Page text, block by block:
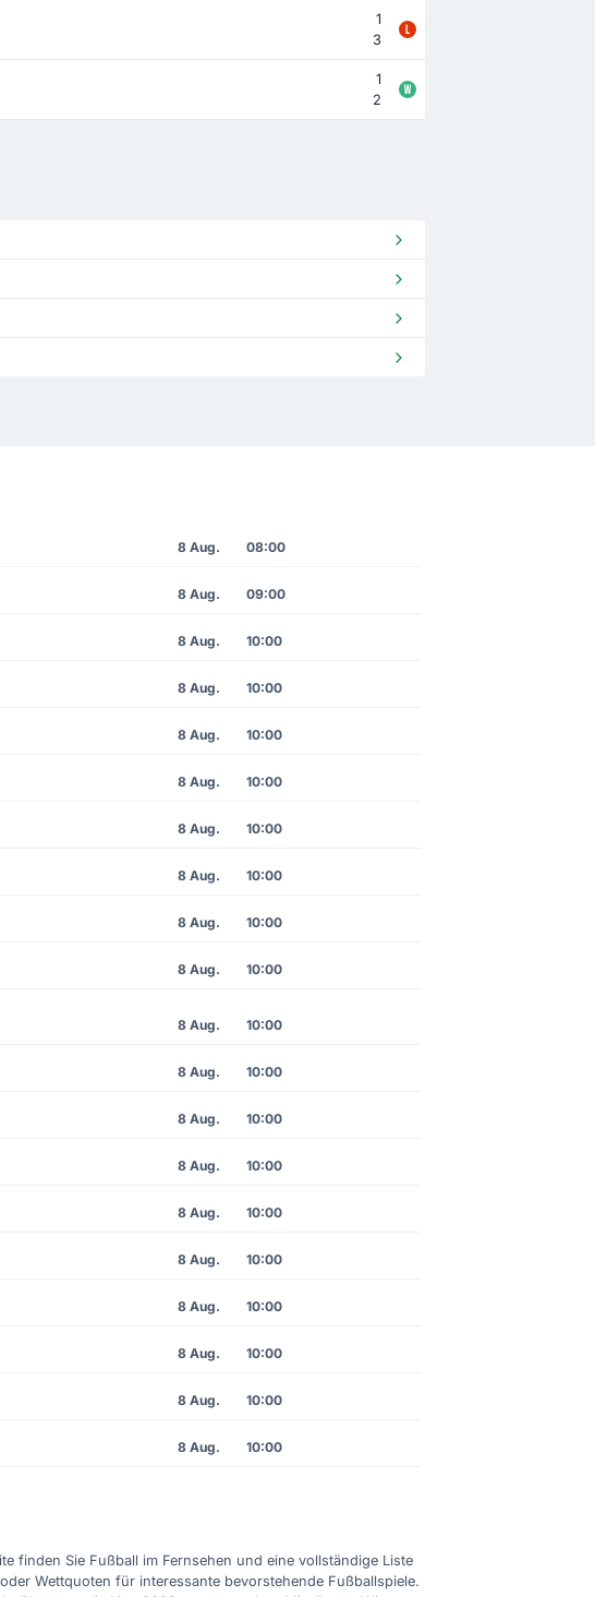
1
3
1
2
8 Aug. 08:00
8 Aug. 09:00
8 Aug. 10:00
8 Aug. 10:00
8 Aug. 10:00
8 Aug. 10:00
8 Aug. 10:00
8 Aug. 10:00
8 Aug. 10:00
8 Aug. 10:00
8 Aug. 10:00
8 Aug. 10:00
8 Aug. 10:00
8 Aug. 10:00
8 Aug. 10:00
8 Aug. 10:00
8 Aug. 10:00
8 Aug. 10:00
8 Aug. 10:00
8 Aug. 10:00
finden Sie Fußball im Fernsehen und eine vollständige Liste
Wettquoten für interessante bevorstehende Fußballspiele.